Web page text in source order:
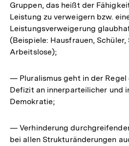
Gruppen, das heißt der
Leistung zu verweigern bzw.
Leistungsverweigerung
(Beispiele: Hausfrauen, Schüler,
Arbeitslose);
— Pluralismus geht in der Regel
Defizit an innerparteilicher und
Demokratie;
— Verhinderung
bei allen Strukturänderungen